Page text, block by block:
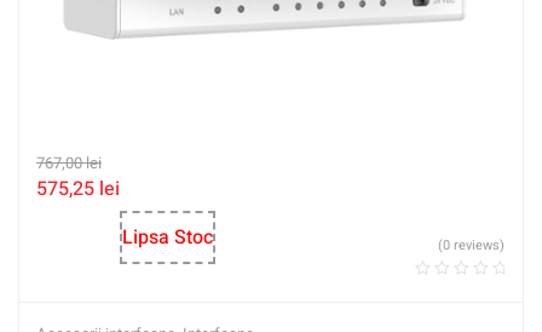
767,00lei
575,25 lei
Lipsa Stoc
(0 reviews)